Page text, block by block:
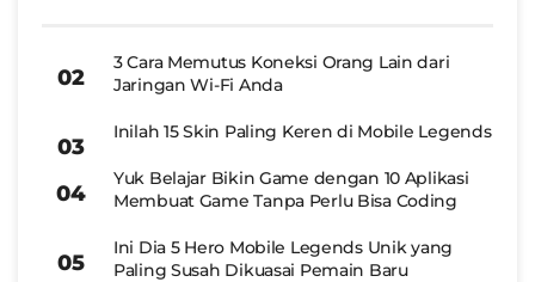
3 Cara Memutus Koneksi Orang Lain dari
Jaringan Wi-Fi Anda
Inilah 15 Skin Paling Keren di Mobile Legends
Yuk Belajar Bikin Game dengan 10 Aplikasi
Membuat Game Tanpa Perlu Bisa Coding
Ini Dia 5 Hero Mobile Legends Unik yang
Paling Susah Dikuasai Pemain Baru